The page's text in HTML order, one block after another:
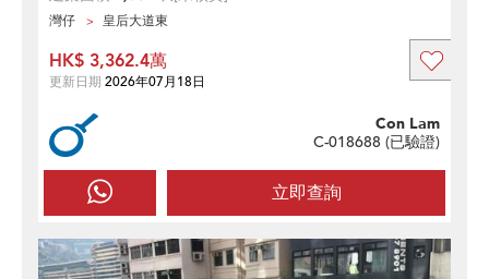
灣仔 皇后大道東
立即查詢
Con Lam
C-018688 (已驗證)
HK$ 3,362.4萬
更新日期 2026年07月18日